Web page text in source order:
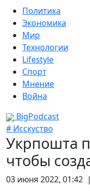
Политика
Экономика
Мир
Технологии
Lifestyle
Спорт
Мнение
Война
BigPodcast
# Исскуство
Укрпошта
чтобы
03 июня 2022, 01:42 |